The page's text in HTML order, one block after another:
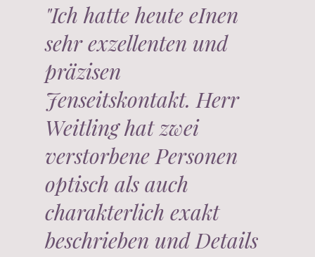
"Ich hatte heute eInen
sehr exzellenten und
präzisen
Jenseitskontakt. Herr
Weitling hat zwei
verstorbene Personen
optisch als auch
charakterlich exakt
beschrieben und Details